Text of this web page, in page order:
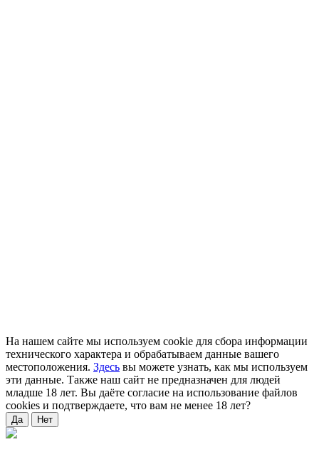
На нашем сайте мы используем cookie для сбора информации
технического характера и обрабатываем данные вашего
местоположения. Здесь вы можете узнать, как мы используем
эти данные. Также наш сайт не предназначен для людей
младше 18 лет. Вы даёте согласие на использование файлов
cookies и подтверждаете, что вам не менее 18 лет?
Да Нет